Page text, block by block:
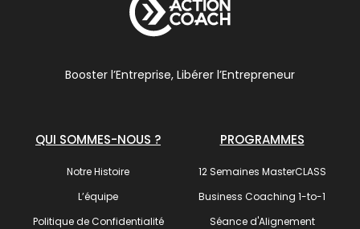
Booster l’Entreprise, Libérer l’Entrepreneur
QUI SOMMES-NOUS ?
Notre Histoire
L’équipe
Politique de Confidentialité
PROGRAMMES
12 Semaines MasterCLASS
Business Coaching 1-to-1
Séance d'Alignement